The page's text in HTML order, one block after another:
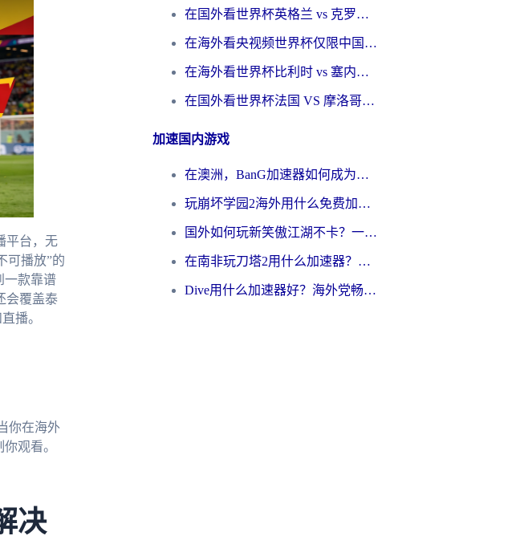
平台，无
可播放”的
一款靠谱
会覆盖泰
播。
你在海外
观看。
决
在国外看世界杯英格兰 vs 克罗地亚当前地区不可播放？这篇指南帮你搞定所有海外观赛难题
在海外看央视频世界杯仅限中国大陆？这篇指南帮你解锁中文解说+无卡顿直播
在海外看世界杯比利时 vs 塞内加尔仅限中国大陆？我找到了最流畅的中文解说之路
在国外看世界杯法国 VS 摩洛哥仅限中国大陆？海外党这样看中文解说赛事不卡顿
加速国内游戏
在澳洲，BanG加速器如何成为你国服游戏的“时光机”？
玩崩坏学园2海外用什么免费加速器好？2026海外党亲测国服游戏加速指南
国外如何玩新笑傲江湖不卡？一份给海外游子的终极网络指南
在南非玩刀塔2用什么加速器？一份给海外游子的终极生存指南
Dive用什么加速器好？海外党畅玩国服游戏的终极避坑指南